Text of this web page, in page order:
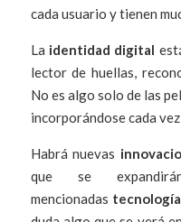
cada usuario y tienen
La identidad digital
lector de huellas,
No es algo solo de las
incorporándose cada
Habrá nuevas
que se
mencionadas